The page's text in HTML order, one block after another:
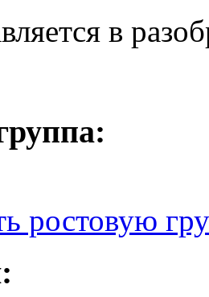
в
ростовую